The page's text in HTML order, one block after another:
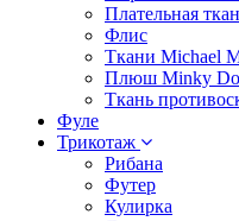
Плательная
Флис
Ткани Michael
Плюш Minky
Ткань
Фуле
Трикотаж
Рибана
Футер
Кулирка